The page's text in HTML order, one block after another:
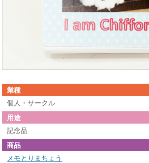
業種
個人・サークル
用途
記念品
商品
メモとりまちょう